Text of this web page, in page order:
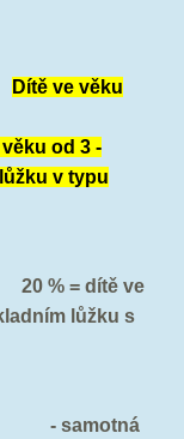
Dítě ve věku
věku od 3 -
v typu
ve
lůžku s